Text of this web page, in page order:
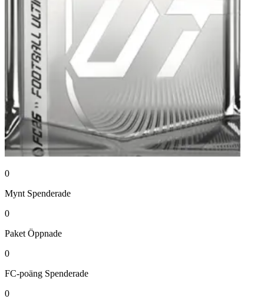
0
Mynt Spenderade
0
Paket Öppnade
0
FC-poäng Spenderade
0